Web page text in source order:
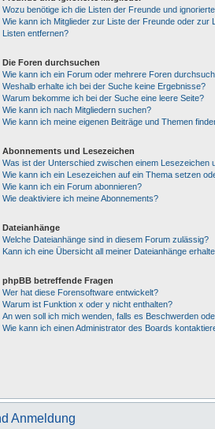
Wozu benötige ich die Listen der Freunde und
Wie kann ich Mitglieder zur Liste der Freunde oder zur
Listen entfernen?
Die Foren durchsuchen
Wie kann ich ein Forum oder mehrere Foren
Weshalb erhalte ich bei der Suche keine Ergebnisse?
Warum bekomme ich bei der Suche eine leere Seite?
Wie kann ich nach Mitgliedern suchen?
Wie kann ich meine eigenen Beiträge und Themen
Abonnements und Lesezeichen
Was ist der Unterschied zwischen einem Lesezeichen
Wie kann ich ein Lesezeichen auf ein Thema setzen
Wie kann ich ein Forum abonnieren?
Wie deaktiviere ich meine Abonnements?
Dateianhänge
Welche Dateianhänge sind in diesem Forum zulässig?
Kann ich eine Übersicht all meiner Dateianhänge
phpBB betreffende Fragen
Wer hat diese Forensoftware entwickelt?
Warum ist Funktion x oder y nicht enthalten?
An wen soll ich mich wenden, falls es Beschwerden
Wie kann ich einen Administrator des Boards
Anmeldung